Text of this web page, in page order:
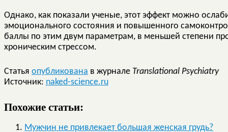
Однако, как показали ученые, этот эффект можно
эмоционального состояния и повышенного
баллы по этим двум параметрам, в меньшей степени
хроническим стрессом.
Статья опубликована в журнале Translational Psychiatry
Источник: naked-science.ru
Похожие статьи:
Мужчин не привлекает большая женская грудь?